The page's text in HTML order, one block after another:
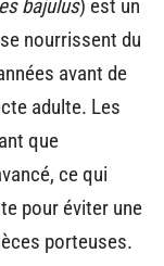
bajulus) est un
nourrissent du
avant de
adulte. Les
que
ce qui
pour éviter une
porteuses.